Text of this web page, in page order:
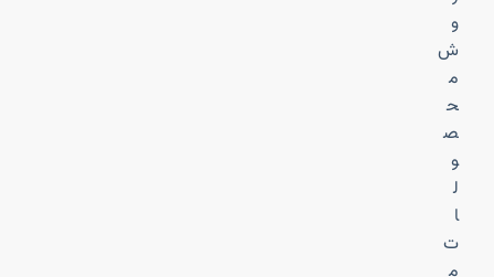
و
ش
م
ح
ص
و
ل
ا
ت
م